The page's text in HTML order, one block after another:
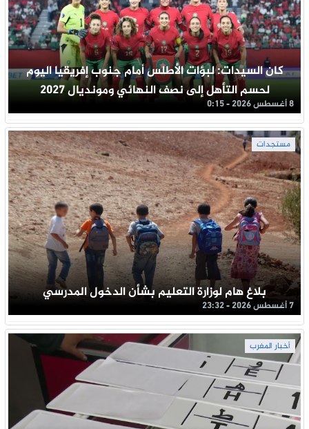
كان السيدات: لبؤات الأطلس أمام جنوب إفريقيا اليوم
لحسم التأهل إلى نصف النهائي ومونديال 2027
8 أغسطس 2026 - 0:15
مستجدات
بلاغ هام لوزارة التعليم بشأن الدخول المدرسي
7 أغسطس 2026 - 23:32
أخبار المغرب